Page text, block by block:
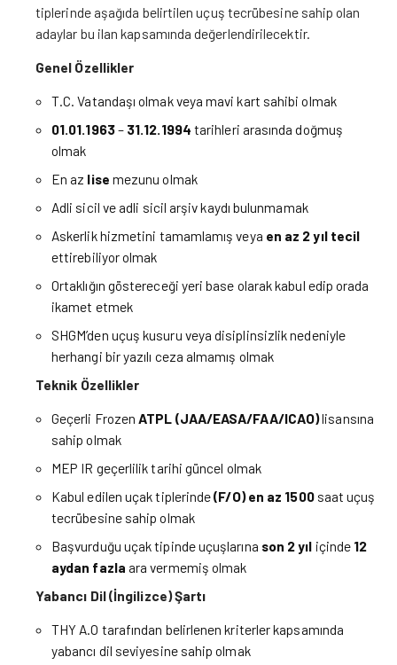
tiplerinde aşağıda belirtilen uçuş tecrübesine sahip olan
adaylar bu ilan kapsamında değerlendirilecektir.
Genel Özellikler
T.C. Vatandaşı olmak veya mavi kart sahibi olmak
01.01.1963–31.12.1994 tarihleri arasında doğmuş
olmak
En az lise mezunu olmak
Adli sicil ve adli sicil arşiv kaydı bulunmamak
Askerlik hizmetini tamamlamış veya en az 2 yıl tecil
ettirebiliyor olmak
Ortaklığın göstereceği yeri base olarak kabul edip orada
ikamet etmek
SHGM’den uçuş kusuru veya disiplinsizlik nedeniyle
herhangi bir yazılı ceza almamış olmak
Teknik Özellikler
Geçerli Frozen ATPL (JAA/EASA/FAA/ICAO)lisansına
sahip olmak
MEP IR geçerlilik tarihi güncel olmak
Kabul edilen uçak tiplerinde(F/O) en az 1500saat uçuş
tecrübesine sahip olmak
Başvurduğu uçak tipinde uçuşlarına son 2 yıl içinde 12
aydan fazla ara vermemiş olmak
Yabancı Dil (İngilizce) Şartı
THY A.O tarafından belirlenen kriterler kapsamında
yabancı dil seviyesine sahip olmak